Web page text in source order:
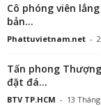
Cô phóng viên
bản...
Phattuvietnam.net -
Tấn phong
đặt đá...
BTV TP.HCM - 13